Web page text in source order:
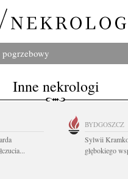
Inne nekrologi
BYDGOSZCZ
Sylwii
głębokiego